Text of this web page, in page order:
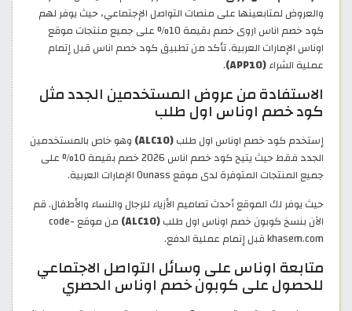
والعروض لمتابعينها على منصات التواصل الإجتماعي، حيث يوفر لهم
كود خصم اناس اروى خصم بقيمة 10% على جميع منتجات موقع
اوناس الإمارات العربية. تأكد من تطبيق كود خصم اناس قبل إتمام
عملية الشراء(APP10)
.
الاستفادة من عروض المستخدمين الجدد مثل
كود خصم اوناس اول طلب
إستخدم كود خصم اوناس اول طلب(ALC10)
وهو خاص بالمستخدمين
الجدد فقط حيث يتيح كود خصم اناس 2026 خصم بقيمة 10% على
جميع المنتجات المتوفرة لدى موقع Ounass الإمارات العربية.
حيث يوفر لك الموقع أحدث تصاميم الأزياء للرجال والنساء والأطفال. قم
الآن بنسخ كوبون خصم اوناس اول طلب(ALC10)
من موقع code-
khasem.com قبل إتمام عملية الدفع.
متابعة اوناس على وسائل التواصل الاجتماعي
للحصول على كوبون خصم اوناس الحصري